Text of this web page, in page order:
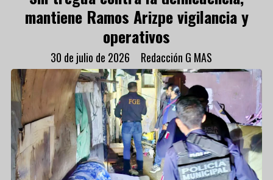
mantiene Ramos Arizpe vigilancia y
operativos
Redacción G MAS
30 de julio de 2026